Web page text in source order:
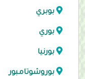
بوبري
بوري
بورنيا
بوروشوتامبور